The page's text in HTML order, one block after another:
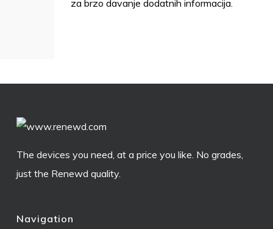
za brzo davanje dodatnih informacija.
The devices you need, at a price you like. No grades,
just the Renewd quality.
Navigation